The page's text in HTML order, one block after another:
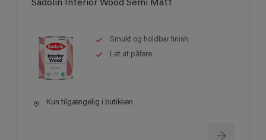
Sadolin Interior Wood Semi Matt
Smukt og holdbar finish
Let at påføre
Kun tilgængelig i butikken